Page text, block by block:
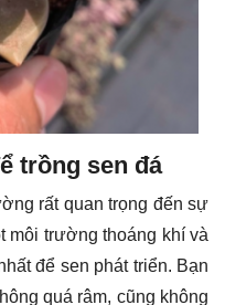
trồng sen đá
rất quan trọng đến sự
môi trường thoáng khí và
để sen phát triển. Bạn
quá râm, cũng không